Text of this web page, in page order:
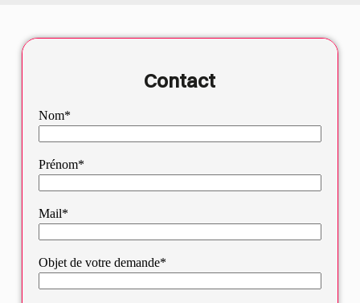
Contact
Nom*
Prénom*
Mail*
Objet de votre demande*